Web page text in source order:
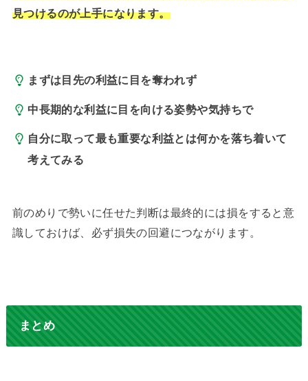
見つけるのが上手になります。
まずは目先の利益に目を奪われず
中長期的な利益に目を向ける姿勢や気持ちで
自分に取って最も重要な利益とは何かを落ち着いて
考えてみる
前のめりで勢いに任せた判断は最終的には損をすると意
識しておけば、必ず損失の回避につながります。
まとめ